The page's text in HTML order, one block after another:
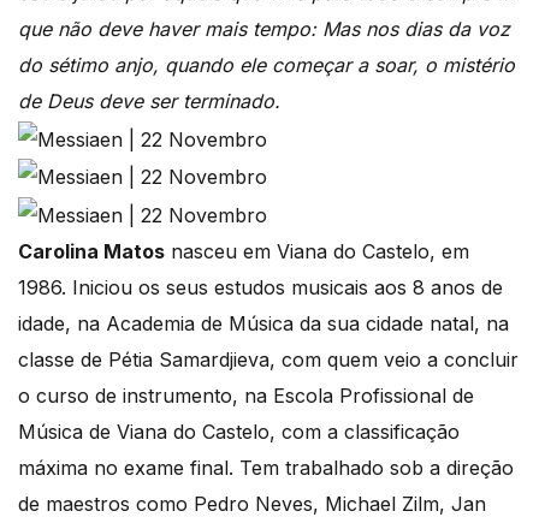
que não deve haver mais tempo: Mas nos dias da voz
do sétimo anjo, quando ele começar a soar, o mistério
de Deus deve ser terminado.
Carolina Matos nasceu em Viana do Castelo, em
1986. Iniciou os seus estudos musicais aos 8 anos de
idade, na Academia de Música da sua cidade natal, na
classe de Pétia Samardjieva, com quem veio a concluir
o curso de instrumento, na Escola Profissional de
Música de Viana do Castelo, com a classificação
máxima no exame final. Tem trabalhado sob a direção
de maestros como Pedro Neves, Michael Zilm, Jan